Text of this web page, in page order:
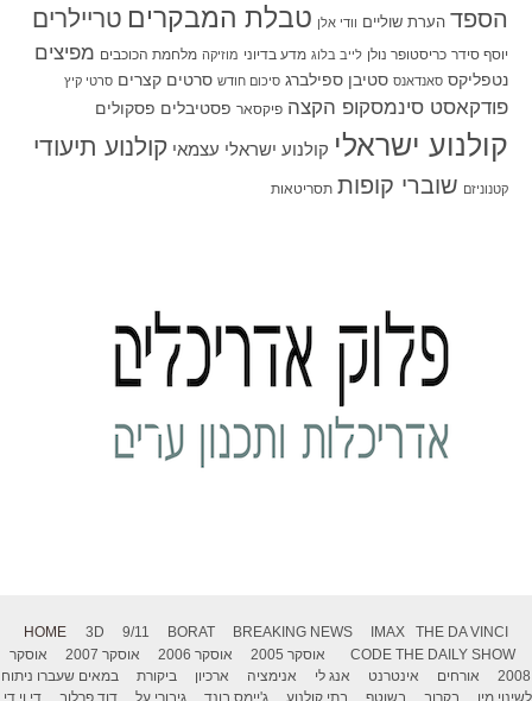
הספד הערת שוליים וודי אלן טבלת המבקרים טריילרים
יוסף סידר כריסטופר נולן לייב בלוג מדע בדיוני מוזיקה מלחמת הכוכבים מפיצים
נטפליקס סאנדאנס סטיבן ספילברג סיכום חודש סרטים קצרים סרטי קיץ
פודקאסט סינמסקופ הקצה פיקסאר פסטיבלים פסקולים
קולנוע ישראלי קולנוע ישראלי עצמאי קולנוע תיעודי
קטנוניזם שוברי קופות תסריטאות
HOME 3D 9/11 BORAT BREAKING NEWS IMAX
THE DA VINCI
CODE THE DAILY SHOW אוסקר 2005 אוסקר 2006 אוסקר 2007
אוסקר
2008
אורחים אינטרנט אנג לי אנימציה ארכיון ביקורת
במאים שעברו ניתוח